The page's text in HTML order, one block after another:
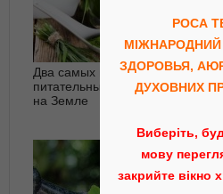
Два самых мощных и
питательных продукта
на Земле
РОСА
МІЖНАРОДНИЙ
ЗДОРОВЬЯ,
ДУХОВНИХ
Виберіть,
мову
закрийте вікно